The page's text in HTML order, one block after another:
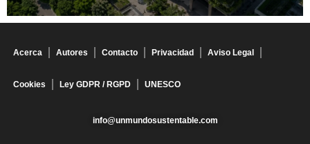
Acerca Autores Contacto Privacidad Aviso Legal
Cookies Ley GDPR / RGPD UNESCO
info@unmundosustentable.com